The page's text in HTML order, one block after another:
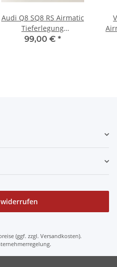
Audi Q8 SQ8 RS Airmatic
Tieferlegung
Luftfahrwerk ASS
99,00 € *
(ggf. zzgl. Versandkosten).